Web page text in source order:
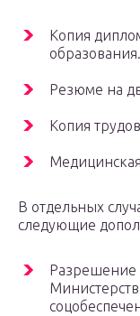
Копия
образования.
Резюме на
Копия
В отдельных
следующие
Разрешение